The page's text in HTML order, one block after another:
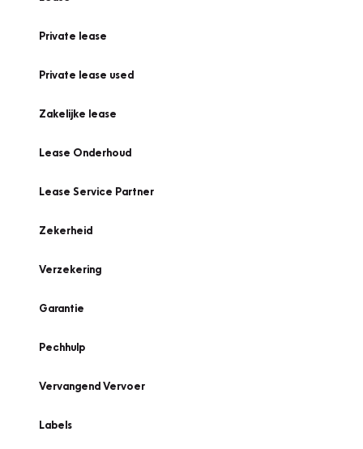
Private lease
Private lease used
Zakelijke lease
Lease Onderhoud
Lease Service Partner
Zekerheid
Verzekering
Garantie
Pechhulp
Vervangend Vervoer
Labels